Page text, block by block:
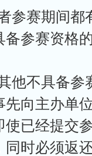
参赛期间都
参赛资格
他不具备参
向主办单
已经提交
时必须返